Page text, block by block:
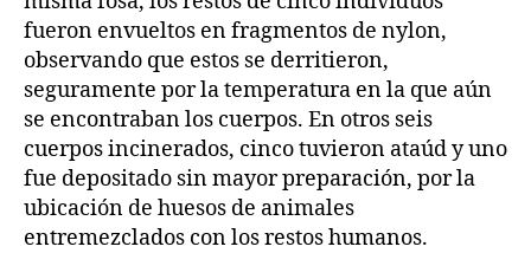
fueron envueltos en fragmentos de nylon,
observando que estos se derritieron,
seguramente por la temperatura en la que aún
se encontraban los cuerpos. En otros seis
cuerpos incinerados, cinco tuvieron ataúd y uno
fue depositado sin mayor preparación, por la
ubicación de huesos de animales
entremezclados con los restos humanos.